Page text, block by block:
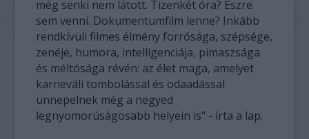
még senki nem látott. Tizenkét óra? Észre
sem venni. Dokumentumfilm lenne? Inkább
rendkívüli filmes élmény forrósága, szépsége,
zenéje, humora, intelligenciája, pimaszsága
és méltósága révén: az élet maga, amelyet
karneváli tombolással és odaadással
ünnepelnek még a negyed
legnyomorúságosabb helyein is" - írta a lap.